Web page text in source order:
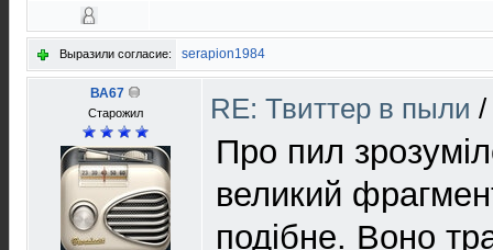
Выразили согласие: serapion1984
ВА67
Старожил RE: Твиттер в пыли /
Про пил
великий
подібне. Воно